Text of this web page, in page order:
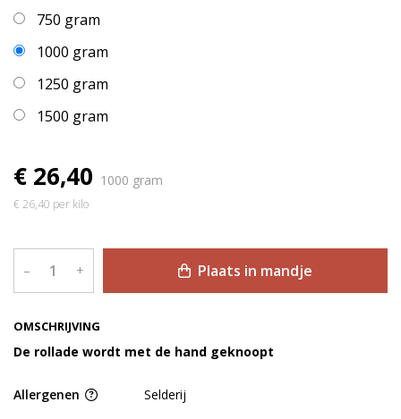
OMSCHRIJVING
De rollade wordt met de hand geknoopt
750 gram
1000 gram
1250 gram
1500 gram
€ 26,40 1000 gram
€ 26,40 per kilo
– + Plaats in mandje
Allergenen Selderij